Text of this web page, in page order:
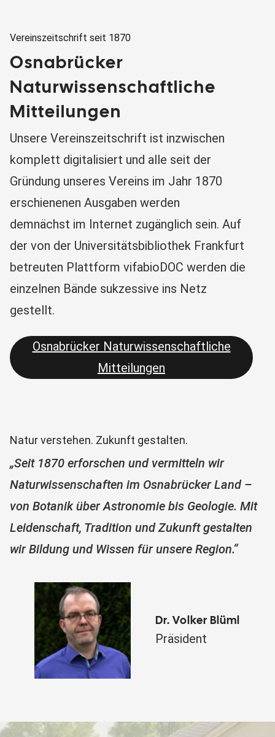
Vereinszeitschrift seit 1870
Osnabrücker
Naturwissenschaftliche
Mitteilungen
Unsere Vereinszeitschrift ist inzwischen
komplett digitalisiert und alle seit der
Gründung unseres Vereins im Jahr 1870
erschienenen Ausgaben werden
demnächst im Internet zugänglich sein. Auf
der von der Universitätsbibliothek Frankfurt
betreuten Plattform vifabioDOC werden die
einzelnen Bände sukzessive ins Netz
gestellt.
Osnabrücker Naturwissenschaftliche
Mitteilungen
Natur verstehen. Zukunft gestalten.
„Seit 1870 erforschen und vermitteln wir
Naturwissenschaften im Osnabrücker Land –
von Botanik über Astronomie bis Geologie. Mit
Leidenschaft, Tradition und Zukunft gestalten
wir Bildung und Wissen für unsere Region.“
Dr. Volker Blüml
Präsident